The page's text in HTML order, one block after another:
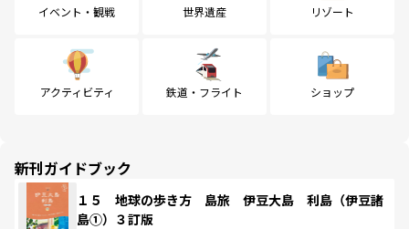
イベント・観戦 世界遺産 リゾート
アクティビティ 鉄道・フライト ショップ
新刊ガイドブック
１５ 地球の歩き方 島旅 伊豆大島 利島（伊豆諸
島①）３訂版